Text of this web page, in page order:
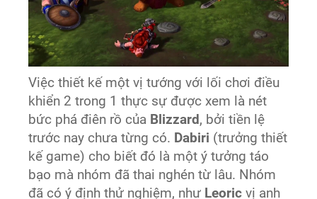
Việc thiết kế một vị tướng với lối chơi điều
khiển 2 trong 1 thực sự được xem là nét
bức phá điên rồ của Blizzard, bởi tiền lệ
trước nay chưa từng có. Dabiri (trưởng thiết
kế game) cho biết đó là một ý tưởng táo
bạo mà nhóm đã thai nghén từ lâu. Nhóm
đã có ý định thử nghiệm, như Leoric vị anh